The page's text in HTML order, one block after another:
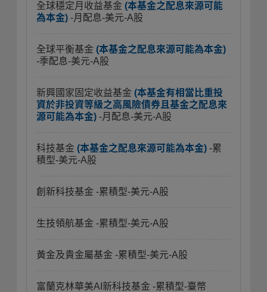
全球穩定月收益基金 (本基金之配息來源可能
為本金) -月配息-美元-A股
全球平衡基金 (本基金之配息來源可能為本金)
-季配息-美元-A股
新興國家固定收益基金 (本基金有相當比重投
資於非投資等級之高風險債券且基金之配息來
源可能為本金) -月配息-美元-A股
科技基金 (本基金之配息來源可能為本金) -累
積型-美元-A股
創新科技基金 -累積型-美元-A股
生技領航基金 -累積型-美元-A股
黃金及貴金屬基金 -累積型-美元-A股
富蘭克林華美AI新科技基金 -累積型-臺幣